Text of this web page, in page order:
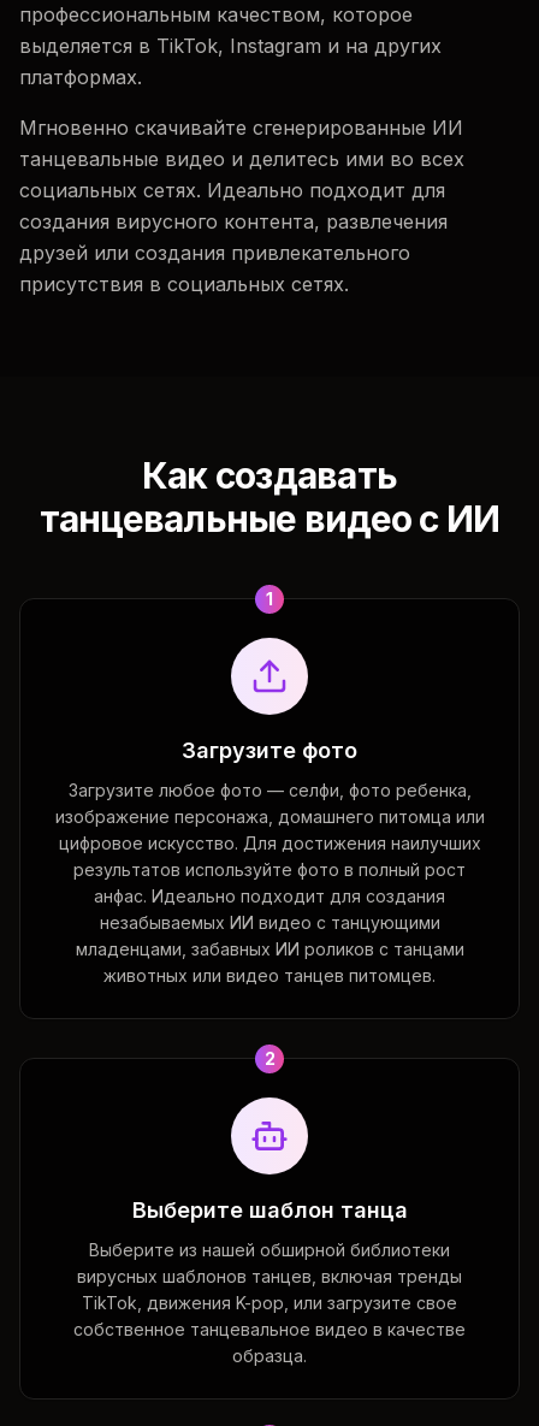
профессиональным качеством, которое
выделяется в TikTok, Instagram и на других
платформах.
Мгновенно скачивайте сгенерированные ИИ
танцевальные видео и делитесь ими во всех
социальных сетях. Идеально подходит для
создания вирусного контента, развлечения
друзей или создания привлекательного
присутствия в социальных сетях.
Как создавать
танцевальные видео с ИИ
1
Загрузите фото
Загрузите любое фото — селфи, фото ребенка,
изображение персонажа, домашнего питомца или
цифровое искусство. Для достижения наилучших
результатов используйте фото в полный рост
анфас. Идеально подходит для создания
незабываемых ИИ видео с танцующими
младенцами, забавных ИИ роликов с танцами
животных или видео танцев питомцев.
2
Выберите шаблон танца
Выберите из нашей обширной библиотеки
вирусных шаблонов танцев, включая тренды
TikTok, движения K-pop, или загрузите свое
собственное танцевальное видео в качестве
образца.